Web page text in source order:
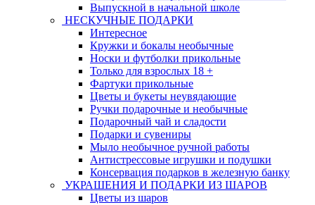
Выпускной в начальной школе
НЕСКУЧНЫЕ ПОДАРКИ
Интересное
Кружки и бокалы необычные
Носки и футболки прикольные
Только для взрослых 18 +
Фартуки прикольные
Цветы и букеты неувядающие
Ручки подарочные и необычные
Подарочный чай и сладости
Подарки и сувениры
Мыло необычное ручной работы
Антистрессовые игрушки и подушки
Консервация подарков в железную банку
УКРАШЕНИЯ И ПОДАРКИ ИЗ ШАРОВ
Цветы из шаров